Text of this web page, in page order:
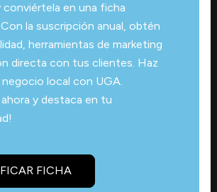
en una ficha
la suscripción anual, obtén
herramientas de marketing
directa con tus clientes. Haz
local con UGA.
ahora y destaca en tu
FICHA